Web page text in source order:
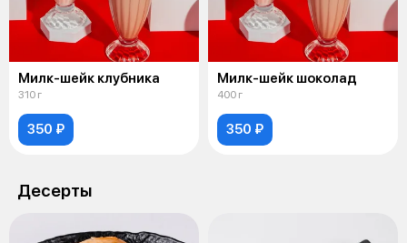
Милк-шейк клубника
310 г
350 ₽
Милк-шейк шоколад
400 г
350 ₽
Десерты